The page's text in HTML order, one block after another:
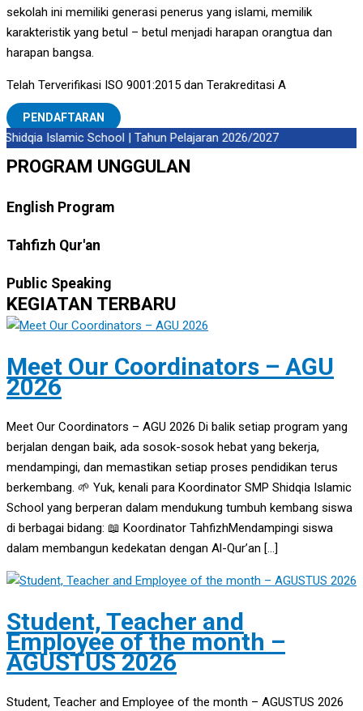
sekolah ini memiliki generasi penerus yang islami, memilik
karakteristik yang betul – betul menjadi harapan orangtua dan
harapan bangsa.
Telah Terverifikasi ISO 9001:2015 dan Terakreditasi A
PENDAFTARAN
Islamic School | Tahun Pelajaran 2026/2027
PROGRAM UNGGULAN
English Program
Tahfizh Qur'an
Public Speaking
KEGIATAN TERBARU
Meet Our Coordinators – AGU
2026
Meet Our Coordinators – AGU 2026 Di balik setiap program yang
berjalan dengan baik, ada sosok-sosok hebat yang bekerja,
mendampingi, dan memastikan setiap proses pendidikan terus
berkembang. 🌱 Yuk, kenali para Koordinator SMP Shidqia Islamic
School yang berperan dalam mendukung tumbuh kembang siswa
di berbagai bidang: 📖 Koordinator TahfizhMendampingi siswa
dalam membangun kedekatan dengan Al-Qur’an […]
Student, Teacher and
Employee of the month –
AGUSTUS 2026
Student, Teacher and Employee of the month – AGUSTUS 2026